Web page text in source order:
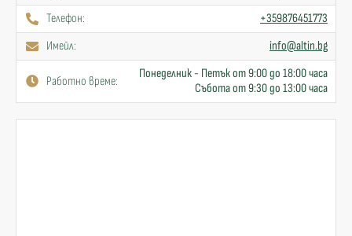
Телефон:
+359876451773
Имейл:
info@altin.bg
Работно време:
Понеделник - Петък от 9:00 до 18:00 часа
Събота от 9:30 до 13:00 часа